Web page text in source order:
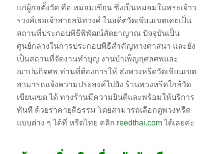
แก่ผู้ก่อตั้งวัด คือ หม่อมเขียน ซึ่งเป็นหม่อมในพระเจ้าว
รวงศ์เธอเจ้าสายสนิทวงศ์ ในอดีตวัดเขียนเขตเคยเป็น
สถานที่ประกอบพิธีพิพัฒน์สัตยาญาณ ปัจจุบันเป็น
ศูนย์กลางในการประกอบพิธีสำคัญทางศาสนา และยัง
เป็นสถานที่จัดงานทำบุญ งานบำเพ็ญกุศลศพและ
ฌาปนกิจศพ ท่านที่ต้องการให้ ส่งพวงหรีดวัดเขียนเขต
สามารถแจ้งความประสงค์ไปยัง ร้านพวงหรีดใกล้วัด
เขียนเขต ได้ ทางร้านมีความยินดีและพร้อมให้บริการ
ทันที ด้วยราคายุติธรรม โดยสามารถเลือกดูพวงหรีด
แบบต่าง ๆ ได้ที่ หรีดไทย คลิก reedthai.comได้เลยค่ะ